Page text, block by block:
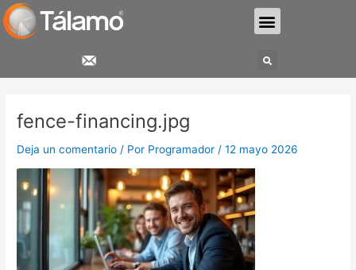
al
contenido
Menu
Search
fence-financing.jpg
Deja un comentario / Por Programador /12 mayo 2026